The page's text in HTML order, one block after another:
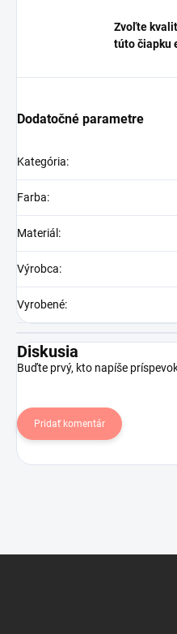
Zvoľte
túto čiapku
Dodatočné parametre
Kategória:
Farba:
Materiál :
Výrobca:
Vyrobené:
Diskusia
Buďte prvý, kto napíše
Pridať komentár